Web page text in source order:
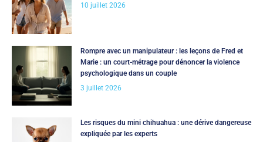
10 juillet 2026
Rompre avec un manipulateur : les leçons de Fred et
Marie : un court-métrage pour dénoncer la violence
psychologique dans un couple
3 juillet 2026
Les risques du mini chihuahua : une dérive dangereuse
expliquée par les experts